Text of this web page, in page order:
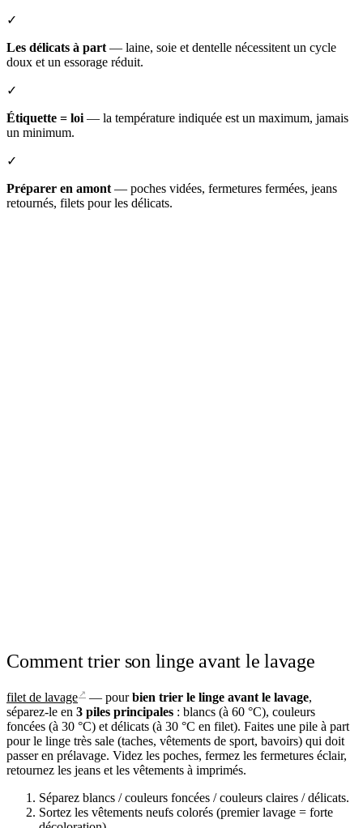
✓
Les délicats à part — laine, soie et dentelle nécessitent un cycle
doux et un essorage réduit.
✓
Étiquette = loi — la température indiquée est un maximum, jamais
un minimum.
✓
Préparer en amont — poches vidées, fermetures fermées, jeans
retournés, filets pour les délicats.
Comment trier son linge avant le lavage
filet de lavage ↗ — pourbien trier le linge avant le lavage,
séparez-le en 3 piles principales : blancs (à 60 °C), couleurs
foncées (à 30 °C) et délicats (à 30 °C en filet). Faites une pile à part
pour le linge très sale (taches, vêtements de sport, bavoirs) qui doit
passer en prélavage. Videz les poches, fermez les fermetures éclair,
retournez les jeans et les vêtements à imprimés.
Séparez blancs / couleurs foncées / couleurs claires / délicats.
Sortez les vêtements neufs colorés (premier lavage = forte